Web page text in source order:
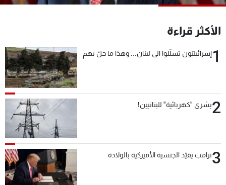
الأكثر قراءة
1إسرائيليّون تسلّلوا الى لبنان... وهذا ما حلّ بهم
2بشرى "كهربائية" للبنانيين!
3ترامب يقيّد الجنسية الأميركية بالولادة
جدول البرامج
شاهد البرامج
الترددات
شروط الإسـتخدام
سياسة الخصوصية